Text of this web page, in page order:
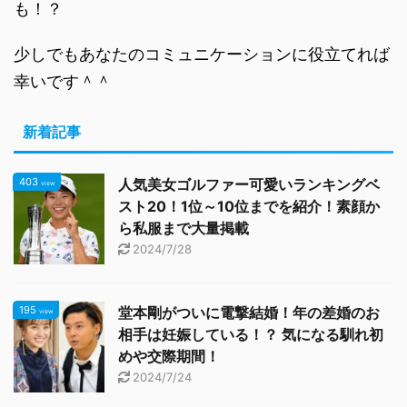
も！？
少しでもあなたのコミュニケーションに役立てれば
幸いです＾＾
新着記事
403 view
人気美女ゴルファー可愛いランキングベ
スト20！1位～10位までを紹介！素顔か
ら私服まで大量掲載
2024/7/28
195 view
堂本剛がついに電撃結婚！年の差婚のお
相手は妊娠している！？ 気になる馴れ初
めや交際期間！
2024/7/24